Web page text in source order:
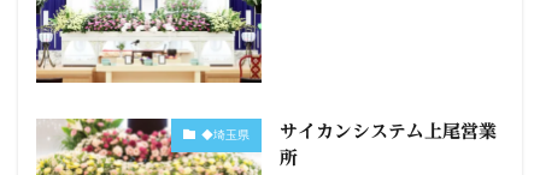
◆埼玉県
サイカンシステム上尾営業
所